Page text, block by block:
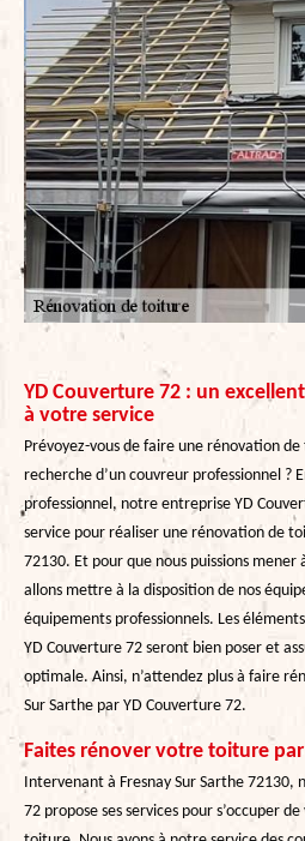
YD Couverture 72 : un
à votre service
Prévoyez-vous de faire une rénovation
recherche d’un couvreur professionnel ?
professionnel, notre entreprise YD
service pour réaliser une rénovation de
72130. Et pour que nous puissions
allons mettre à la disposition de nos
équipements professionnels. Les
YD Couverture 72 seront bien poser et
optimale. Ainsi, n’attendez plus à faire
Sur Sarthe par YD Couverture 72.
Faites rénover votre toiture
Intervenant à Fresnay Sur Sarthe
72 propose ses services pour s’occuper